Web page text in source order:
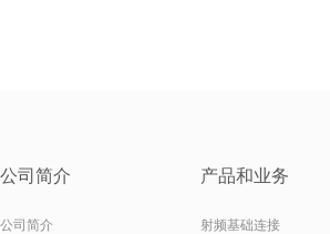
公司简介
公司简介
产品和业务
射频基础连接